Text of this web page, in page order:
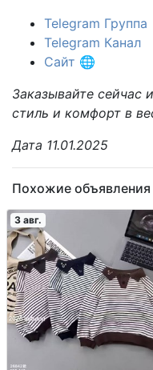
Telegram Группа
Telegram Канал
Сайт 🌐
Заказывайте сейчас
стиль и комфорт в
Дата 11.01.2025
Похожие объявления
3 авг.